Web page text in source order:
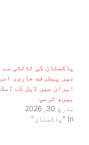
پاکستان کی ثالثی سے
میں پیشرفت جاری،
ایران میں ڈیل کے
ہیں، ٹرمپ
مارچ 30, 2026
In "پاکستان"